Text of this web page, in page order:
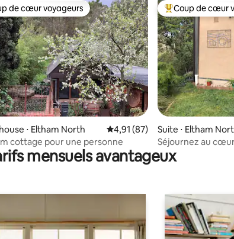
5 sur la base de 33 commentaires : 4,82 sur 5
de cœur voyageurs
de cœur voyageurs
⋅ Eltham North Évaluation moyenne sur la
4,91 (87)
cottage pour une personne
Coups de cœur
Coup de cœur
Suite ⋅ Eltham
Séjournez au
d'Eltham.
mensuels avantageux